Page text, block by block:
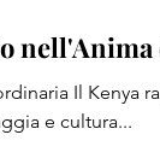
l'essenza più pura dell'Africa,
e cultura...